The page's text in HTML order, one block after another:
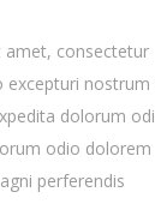
amet, consectetur
excepturi
dolorum
odio dolorem
perferendis